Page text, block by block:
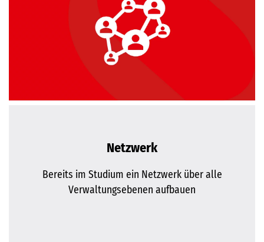
Netzwerk
Bereits im Studium ein Netzwerk über alle
Verwaltungsebenen aufbauen